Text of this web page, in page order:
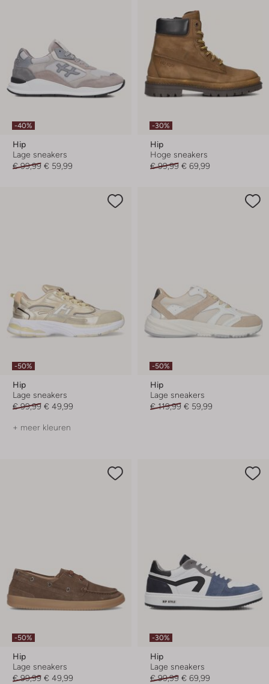
-40%
Hip
Lage sneakers
€ 99,99 € 59,99
-30%
Hip
Hoge sneakers
€ 99,99 € 69,99
-50%
Hip
Lage sneakers
€ 99,99 € 49,99
+ meer kleuren
-50%
Hip
Lage sneakers
€ 119,99 € 59,99
-50%
Hip
Lage sneakers
€ 99,99 € 49,99
-30%
Hip
Lage sneakers
€ 99,99 € 69,99